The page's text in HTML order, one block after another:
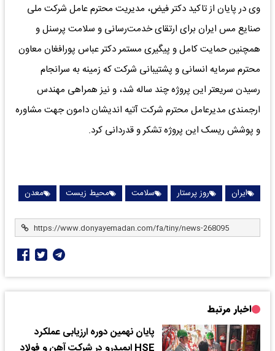
وی در پایان از تاکید دکتر فیض، مدیریت محترم عامل شرکت ملی
صنایع مس ایران برای ارتقای خدمت‌رسانی و سلامت پرسنل و
همچنین حمایت کامل و پیگیری مستمر دکتر عباس پورافغان معاون
محترم سرمایه انسانی و پشتیبانی شرکت که زمینه به سرانجام
رسیدن سریعتر این پروژه چند ساله شد، و نیز همراهی مهندس
ارجمندی مدیرعامل محترم شرکت آتیه اندیشان دامون جهت مشاوره
و پوشش ریسک این پروژه تشکر و قدردانی کرد.
ایران روز پرستار سلامت محیط زیست معدن
اخبار مرتبط
پایان نهمین دوره ارزیابی عملکرد